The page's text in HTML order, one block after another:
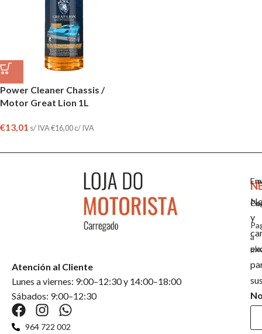
Power Cleaner Chassis /
Motor Great Lion 1L
€13,01 s/ IVA€16,00c/ IVA
a
Atención al Cliente
Lunes a viernes: 9:00–12:30 y 14:00–18:00
Sábados: 9:00–12:30
964 722 002
y